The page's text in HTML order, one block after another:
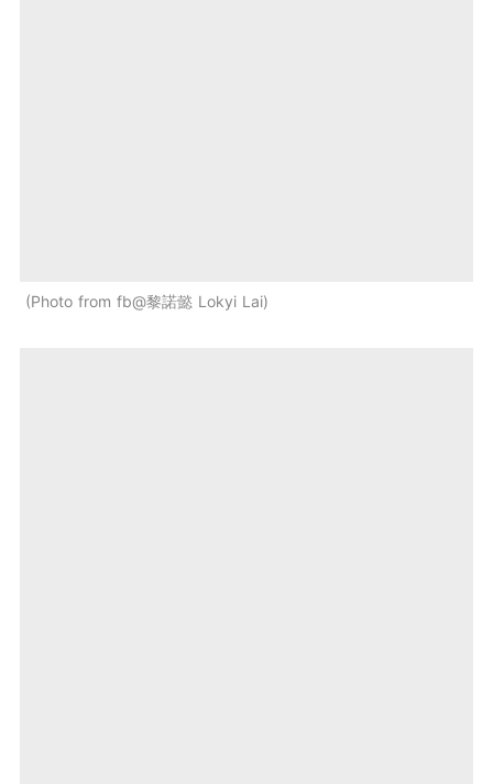
Photo from fb@黎諾懿 Lokyi Lai